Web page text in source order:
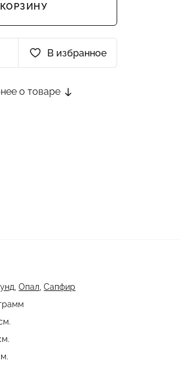
В избранное
о товаре
,Опал ,Сапфир